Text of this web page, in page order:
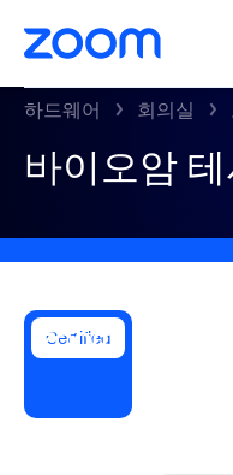
으로 건너뛰기
팅으로 건너뛰기
하드웨어 회의실
바이오암
Certified